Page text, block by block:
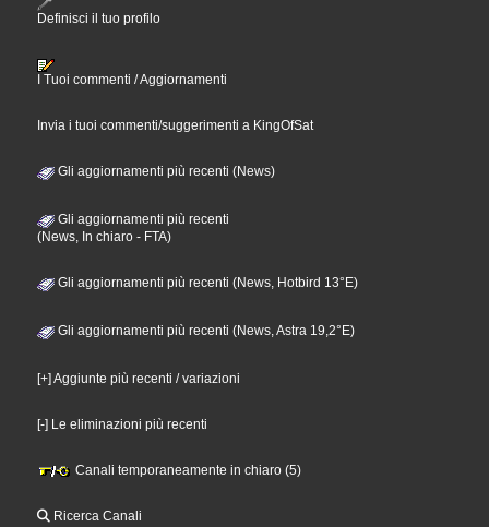
Definisci il tuo profilo
I Tuoi commenti / Aggiornamenti
Invia i tuoi commenti/suggerimenti a KingOfSat
Gli aggiornamenti più recenti (News)
Gli aggiornamenti più recenti
(News, In chiaro - FTA)
Gli aggiornamenti più recenti (News, Hotbird 13°E)
Gli aggiornamenti più recenti (News, Astra 19,2°E)
[+] Aggiunte più recenti / variazioni
[-] Le eliminazioni più recenti
Canali temporaneamente in chiaro (5)
Ricerca Canali